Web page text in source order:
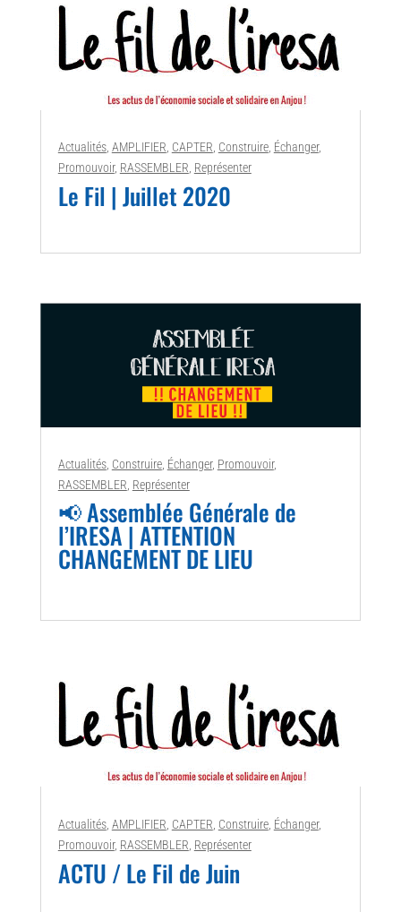
Actualités, AMPLIFIER, CAPTER, Construire, Échanger,
Promouvoir, RASSEMBLER, Représenter
Le Fil | Juillet 2020
Actualités, Construire, Échanger, Promouvoir,
RASSEMBLER Représenter
📢 Assemblée Générale de
l’IRESA | ATTENTION
CHANGEMENT DE LIEU
Actualités, AMPLIFIER CAPTER Construire, Échanger,
Promouvoir, RASSEMBLER Représenter
ACTU / Le Fil de Juin